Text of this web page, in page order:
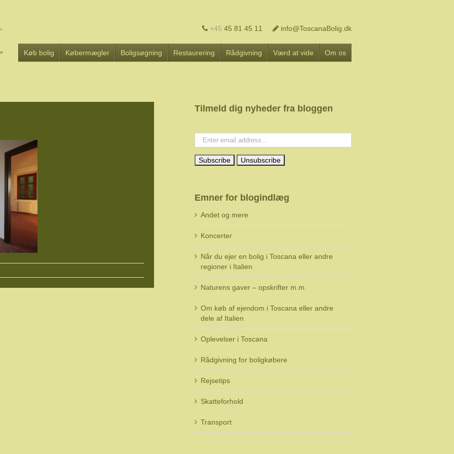
+45 45 81 45 11 info@ToscanaBolig.dk
Køb bolig Købermægler Boligsøgning Restaurering Rådgivning Værd at vide Om os
Tilmeld dig nyheder fra bloggen
Emner for blogindlæg
Andet og mere
Koncerter
Når du ejer en bolig i Toscana eller andre
regioner i Italien
Naturens gaver – opskrifter m.m.
Om køb af ejendom i Toscana eller andre
dele af Italien
Oplevelser i Toscana
Rådgivning for boligkøbere
Rejsetips
Skatteforhold
Transport